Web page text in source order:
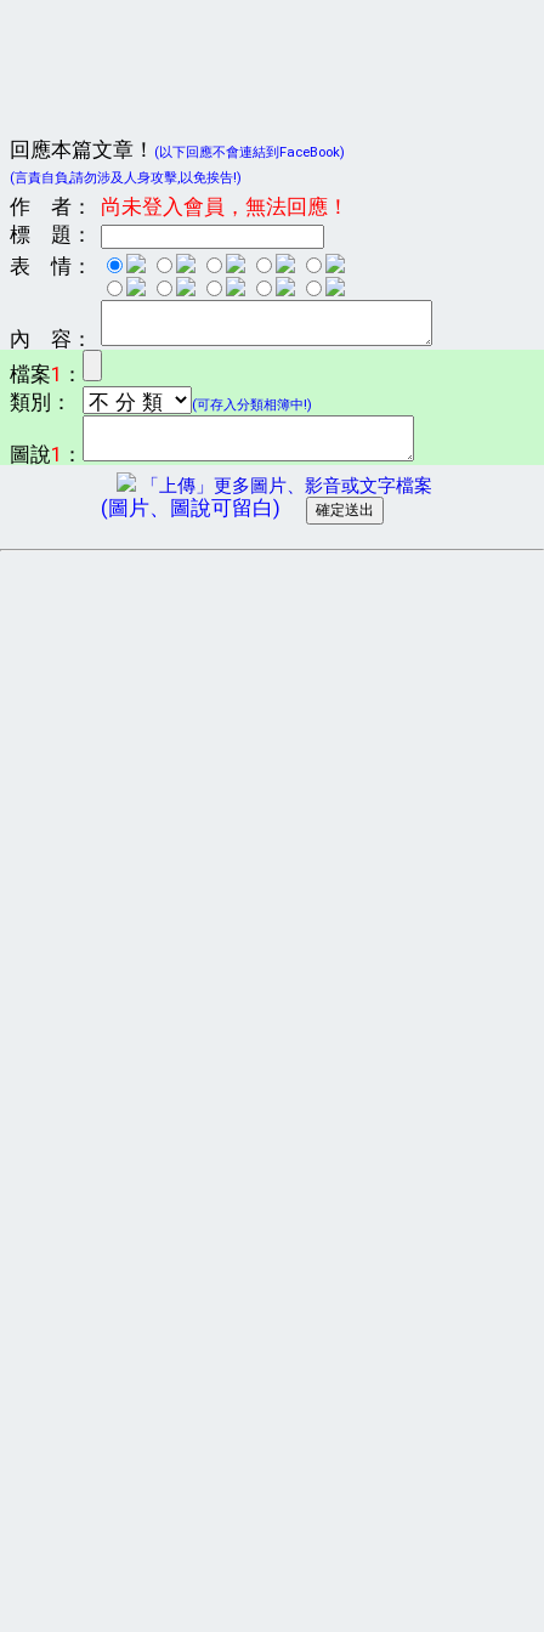
回應本篇文章！
(以下回應不會連結到FaceBook)
(言責自負,請勿涉及人身攻擊,以免挨告!)
作 者：
尚未登入會員，無法回應！
標 題：
表 情：
內 容：
檔案1 ：
類別：
(可存入分類相簿中!)
圖說1 ：
「上傳」更多圖片、影音或文字檔案
(圖片、圖說可留白)